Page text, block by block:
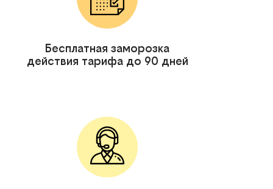
Бесплатная заморозка
действия тарифа до 90 дней